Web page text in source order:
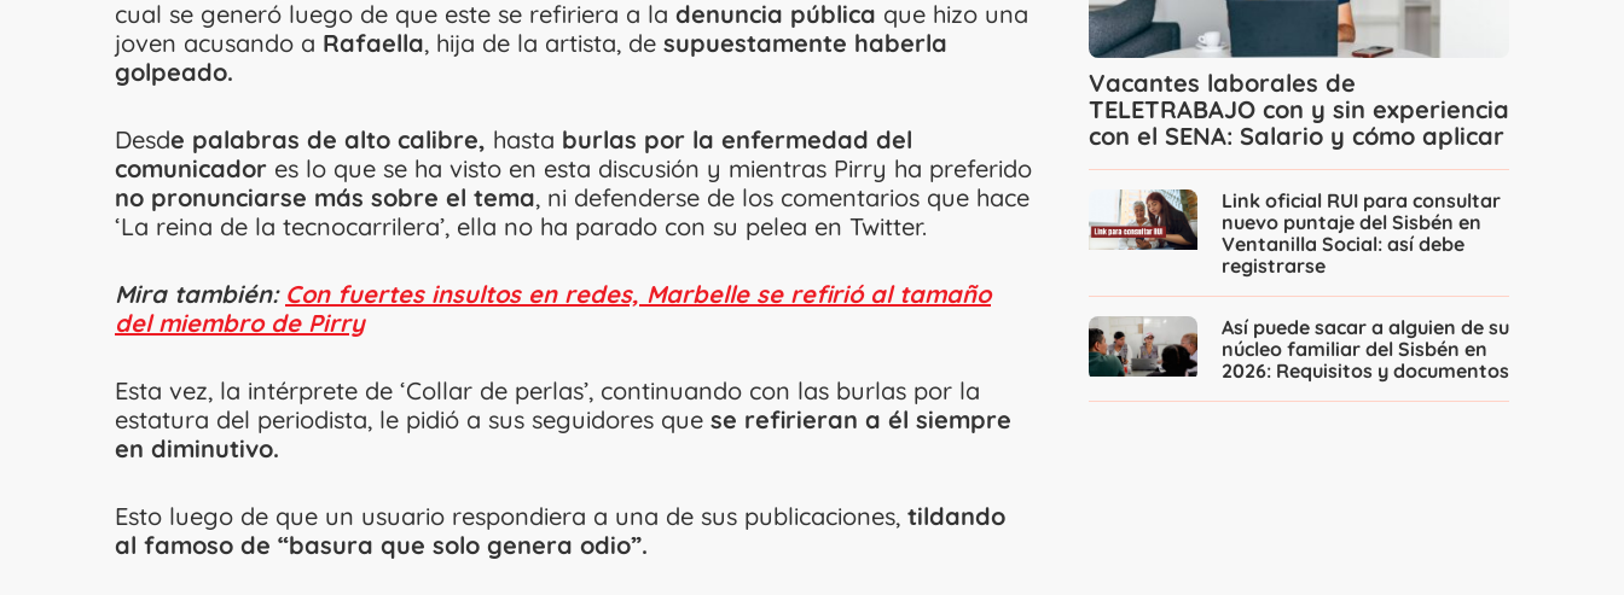
cual se generó luego de que este se refiriera a la denuncia pública que hizo una
joven acusando a Rafaella, hija de la artista, de supuestamente haberla
golpeado.
Desde palabras de alto calibre, hasta burlas por la enfermedad del
comunicador es lo que se ha visto en esta discusión y mientras Pirry ha preferido
no pronunciarse más sobre el tema, ni defenderse de los comentarios que hace
‘La reina de la tecnocarrilera’, ella no ha parado con su pelea en Twitter.
Mira también: Con fuertes insultos en redes, Marbelle se refirió al tamaño
del miembro de Pirry
Esta vez, la intérprete de ‘Collar de perlas’, continuando con las burlas por la
estatura del periodista, le pidió a sus seguidores que se refirieran a él siempre
en diminutivo.
Esto luego de que un usuario respondiera a una de sus publicaciones, tildando
al famoso de “basura que solo genera odio”.
Vacantes laborales de
TELETRABAJO con y sin experiencia
con el SENA: Salario y cómo aplicar
Link oficial RUI para consultar
nuevo puntaje del Sisbén en
Ventanilla Social: así debe
registrarse
Así puede sacar a alguien de su
núcleo familiar del Sisbén en
2026: Requisitos y documentos